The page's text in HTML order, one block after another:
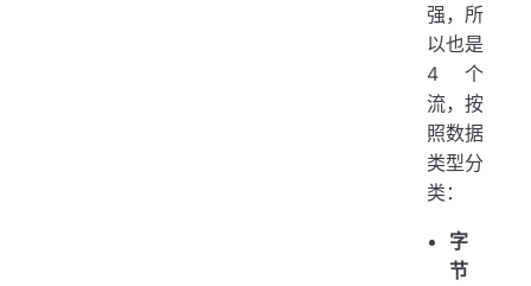
强，所
以也是
4 个
流，按
照数据
类型分
类：
字
节